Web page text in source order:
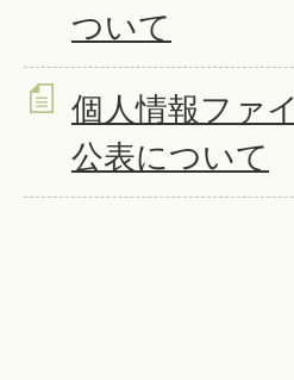
ついて
個人情報ファ
公表について